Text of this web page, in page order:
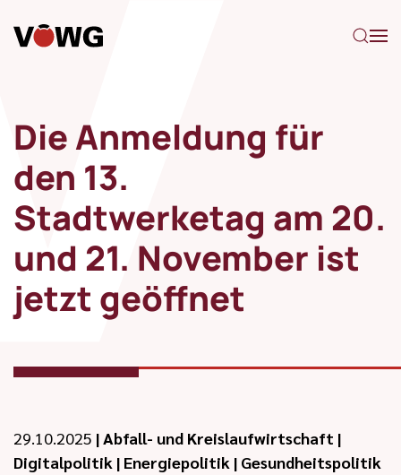
Zum Hauptinhalt springen
Die Anmeldung für
den 13.
Stadtwerketag am 20.
und 21. November ist
jetzt geöffnet
29.10.2025 |Abfall- und Kreislaufwirtschaft |
Digitalpolitik | Energiepolitik | Gesundheitspolitik